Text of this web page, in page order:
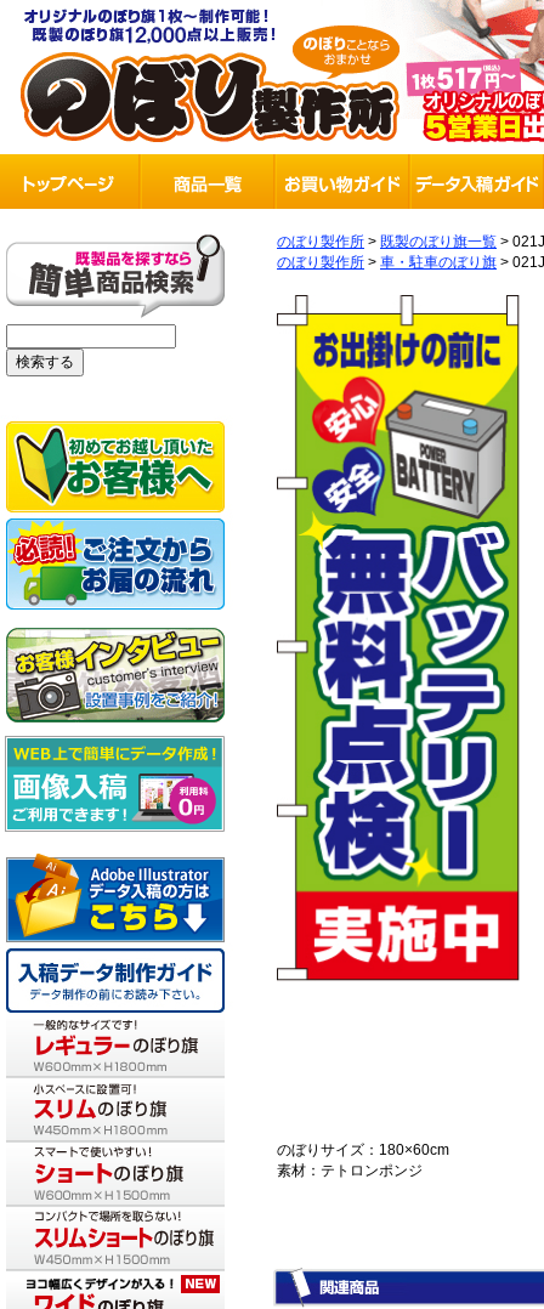
のぼり製作所 > 既製のぼり旗一覧 >
のぼり製作所 > 車・駐車のぼり旗 >
のぼりサイズ：180×60cm
素材：テトロンポンジ